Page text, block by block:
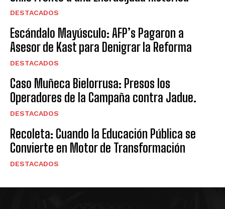
DESTACADOS
Escándalo Mayúsculo: AFP’s Pagaron a
Asesor de Kast para Denigrar la Reforma
DESTACADOS
Caso Muñeca Bielorrusa: Presos los
Operadores de la Campaña contra Jadue.
DESTACADOS
Recoleta: Cuando la Educación Pública se
Convierte en Motor de Transformación
DESTACADOS